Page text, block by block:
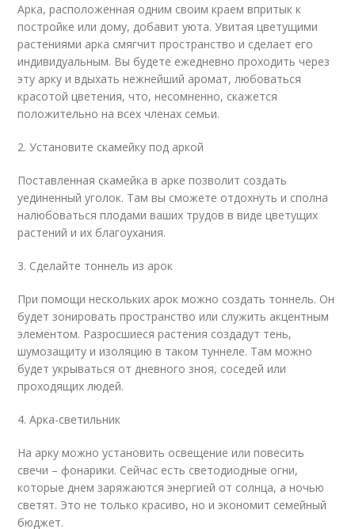
Арка, расположенная одним своим краем впритык к
постройке или дому, добавит уюта. Увитая цветущими
растениями арка смягчит пространство и сделает его
индивидуальным. Вы будете ежедневно проходить через
эту арку и вдыхать нежнейший аромат, любоваться
красотой цветения, что, несомненно, скажется
положительно на всех членах семьи.
2. Установите скамейку под аркой
Поставленная скамейка в арке позволит создать
уединенный уголок. Там вы сможете отдохнуть и сполна
налюбоваться плодами ваших трудов в виде цветущих
растений и их благоухания.
3. Сделайте тоннель из арок
При помощи нескольких арок можно создать тоннель. Он
будет зонировать пространство или служить акцентным
элементом. Разросшиеся растения создадут тень,
шумозащиту и изоляцию в таком туннеле. Там можно
будет укрываться от дневного зноя, соседей или
проходящих людей.
4. Арка-светильник
На арку можно установить освещение или повесить
свечи – фонарики. Сейчас есть светодиодные огни,
которые днем заряжаются энергией от солнца, а ночью
светят. Это не только красиво, но и экономит семейный
бюджет.